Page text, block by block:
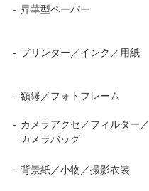
昇華型ペーパー
プリンター／インク／用紙
額縁／フォトフレーム
カメラアクセ／フィルター／
カメラバッグ
背景紙／小物／撮影衣装